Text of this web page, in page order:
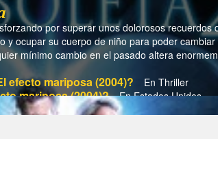
por superar unos dolorosos recuerdos
y ocupar su cuerpo de niño para poder
mí­nimo cambio en el pasado altera
efecto mariposa (2004)? En Thriller
mariposa (2004)? En Estados Unidos
mariposa (2004)? En 2004